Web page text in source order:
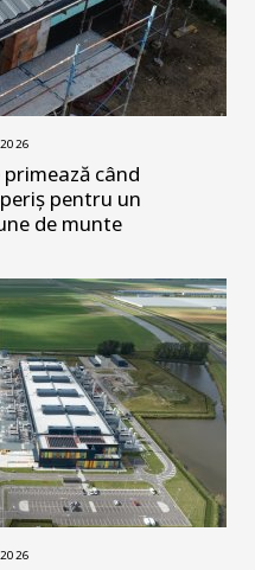
când
pentru un
de munte